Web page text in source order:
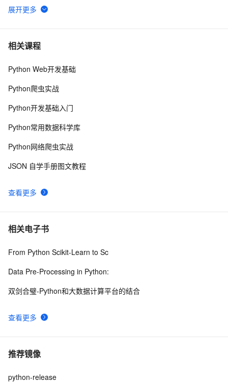
6 cpp struct json相互转换
7 对象转为json字符串，时间变为时间戳的解决方法
8 java里json常见的转换方法
10Json.net说法——（一）修饰标签，日期序列化
相关课程
查看更多
Python Web开发基础
Python爬虫实战
Python开发基础入门
Python常用数据科学库
Python网络爬虫实战
JSON 自学手册图文教程
相关电子书
查看更多
From Python Scikit-Learn to Sc
Data Pre-Processing in Python:
双剑合璧-Python和大数据计算平台的结合
推荐镜像
python-release